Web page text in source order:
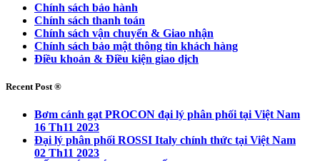
Chính sách bảo hành
Chính sách thanh toán
Chính sách vận chuyển & Giao nhận
Chính sách bảo mật thông tin khách hàng
Điều khoản & Điều kiện giao dịch
Recent Post ®
Bơm cánh gạt PROCON đại lý phân phối tại Việt Nam
16 Th11 2023
Đại lý phân phối ROSSI Italy chính thức tại Việt Nam
02 Th11 2023